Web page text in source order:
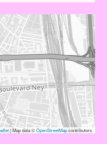
|Map data ©OpenStreetMapcontributors